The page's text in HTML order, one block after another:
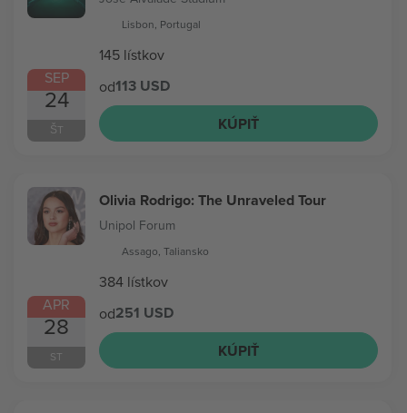
SEP
24
ŠT
Lisbon, Portugal
145 lístkov
od113 USD
KÚPIŤ
APR
28
ST
Olivia Rodrigo: The Unraveled Tour
Unipol Forum
Assago, Taliansko
384 lístkov
od251 USD
KÚPIŤ